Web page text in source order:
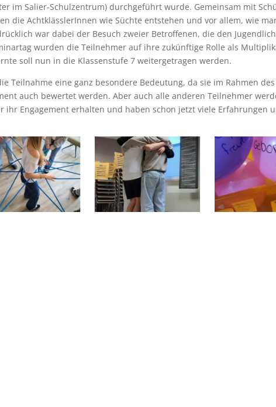
im Salier-Schulzentrum) durchgeführt wurde. Gemeinsam mit
die AchtklässlerInnen wie Süchte entstehen und vor allem, wie
war dabei der Besuch zweier Betroffenen, die den
wurden die Teilnehmer auf ihre zukünftige Rolle als
soll nun in die Klassenstufe 7 weitergetragen werden.
Teilnahme eine ganz besondere Bedeutung, da sie im Rahmen des
auch bewertet werden. Aber auch alle anderen Teilnehmer
ihr Engagement erhalten und haben schon jetzt viele Erfahrungen